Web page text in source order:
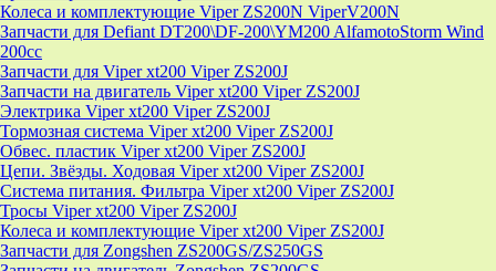
Колеса и комплектующие Viper ZS200N ViperV200N
Запчасти для Defiant DT200\DF-200\YM200 AlfamotoStorm Wind
200cc
Запчасти для Viper xt200 Viper ZS200J
Запчасти на двигатель Viper xt200 Viper ZS200J
Электрика Viper xt200 Viper ZS200J
Тормозная система Viper xt200 Viper ZS200J
Обвес. пластик Viper xt200 Viper ZS200J
Цепи. Звёзды. Ходовая Viper xt200 Viper ZS200J
Система питания. Фильтра Viper xt200 Viper ZS200J
Тросы Viper xt200 Viper ZS200J
Колеса и комплектующие Viper xt200 Viper ZS200J
Запчасти для Zongshen ZS200GS/ZS250GS